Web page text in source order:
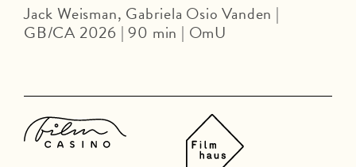
Jack Weisman, Gabriela Osio Vanden |
GB/CA 2026 | 90 min | OmU